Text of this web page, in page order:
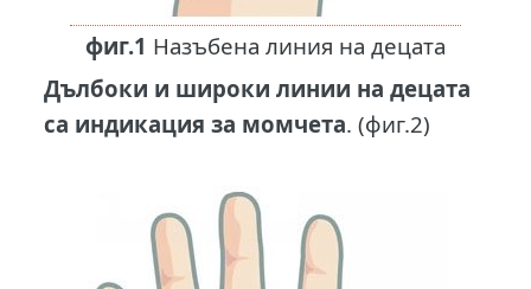
фиг.1 Назъбена линия на децата
Дълбоки и широки линии на децата
са индикация за момчета. (фиг.2)